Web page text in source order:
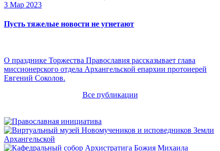
3 Мар 2023
Пусть тяжелые новости не угнетают
О празднике Торжества Православия рассказывает глава
миссионерского отдела Архангельской епархии протоиерей
Евгений Соколов.
Все публикации